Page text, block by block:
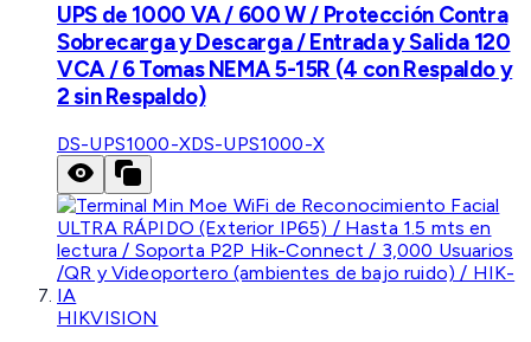
UPS de 1000 VA / 600 W / Protección Contra
Sobrecarga y Descarga / Entrada y Salida 120
VCA / 6 Tomas NEMA 5-15R (4 con Respaldo y
2 sin Respaldo)
DS-UPS1000-XDS-UPS1000-X
HIKVISION